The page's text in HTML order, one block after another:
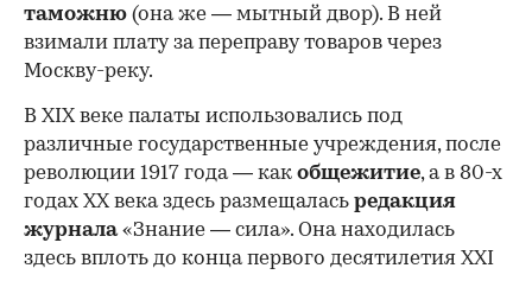
таможню (она же — мытный двор). В ней
взимали плату за переправу товаров через
Москву-реку.
В XIX веке палаты использовались под
различные государственные учреждения, после
революции 1917 года — как общежитие, а в 80-х
годах XX века здесь размещалась редакция
журнала«Знание — сила». Она находилась
здесь вплоть до конца первого десятилетия XXI